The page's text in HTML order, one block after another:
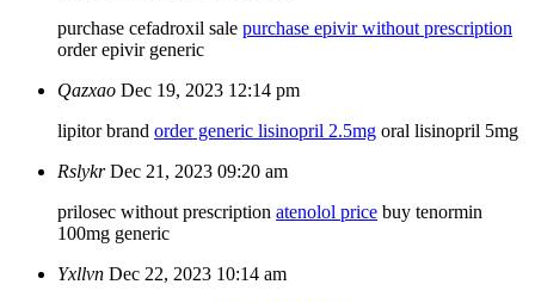
purchase cefadroxil sale purchase epivir without prescription
order epivir generic
Qazxao Dec 19, 2023 12:14 pm
lipitor brand order generic lisinopril 2.5mg oral lisinopril 5mg
Rslykr Dec 21, 2023 09:20 am
prilosec without prescription atenolol price buy tenormin
100mg generic
Yxllvn Dec 22, 2023 10:14 am